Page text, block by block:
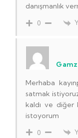
danışmanlık
0
Merhaba
satmak istiyoruz
kaldı ve diğer
istoyorum
0